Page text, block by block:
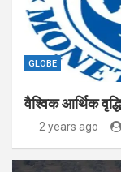
GLOBE
वैश्विक आर्थिक
2 years ago